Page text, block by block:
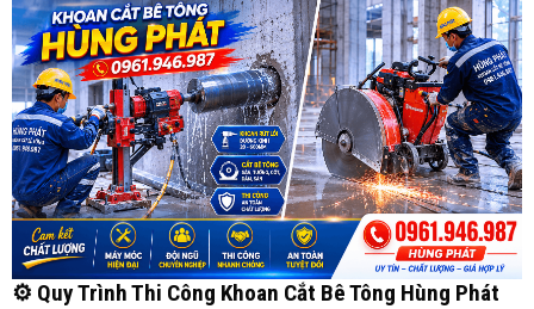
⚙️ Quy Trình Thi Công Khoan Cắt Bê Tông Hùng Phát